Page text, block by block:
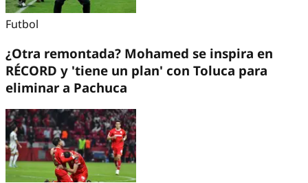
Futbol
¿Otra remontada? Mohamed se inspira en
RÉCORD y 'tiene un plan' con Toluca para
eliminar a Pachuca